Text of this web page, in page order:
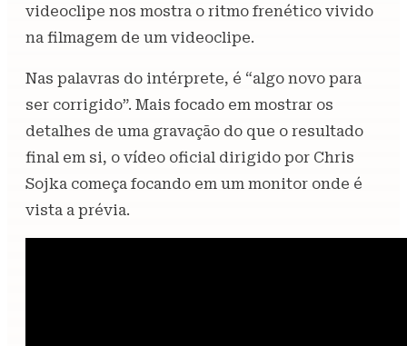
videoclipe nos mostra o ritmo frenético vivido
na filmagem de um videoclipe.
Nas palavras do intérprete, é “algo novo para
ser corrigido”. Mais focado em mostrar os
detalhes de uma gravação do que o resultado
final em si, o vídeo oficial dirigido por Chris
Sojka começa focando em um monitor onde é
vista a prévia.